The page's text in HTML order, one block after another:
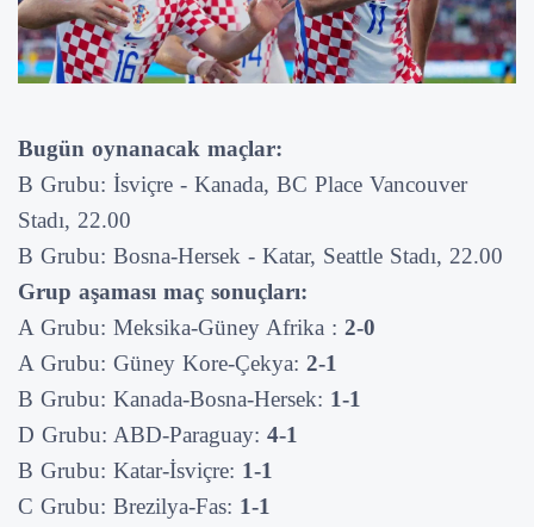
Bugün oynanacak maçlar:
B Grubu: İsviçre - Kanada, BC Place Vancouver
Stadı, 22.00
B Grubu: Bosna-Hersek - Katar, Seattle Stadı, 22.00
Grup aşaması maç sonuçları:
A Grubu: Meksika-Güney Afrika : 2-0
A Grubu: Güney Kore-Çekya: 2-1
B Grubu: Kanada-Bosna-Hersek: 1-1
D Grubu: ABD-Paraguay: 4-1
B Grubu: Katar-İsviçre: 1-1
C Grubu: Brezilya-Fas: 1-1